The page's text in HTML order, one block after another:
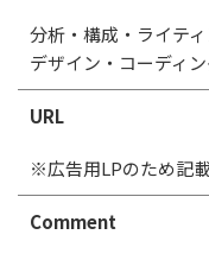
分析・構成・ライテ
デザイン・コーディ
URL
※広告用LPのため記
Comment